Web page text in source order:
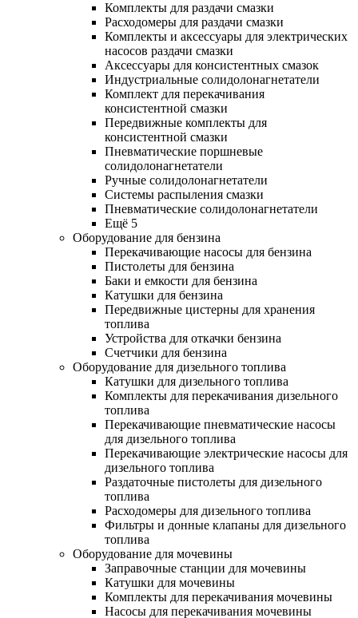
Комплекты для раздачи смазки
Расходомеры для раздачи смазки
Комплекты и аксессуары для электрических
насосов раздачи смазки
Аксессуары для консистентных смазок
Индустриальные солидолонагнетатели
Комплект для перекачивания
консистентной смазки
Передвижные комплекты для
консистентной смазки
Пневматические поршневые
солидолонагнетатели
Ручные солидолонагнетатели
Системы распыления смазки
Пневматические солидолонагнетатели
Ещё 5
Оборудование для бензина
Перекачивающие насосы для бензина
Пистолеты для бензина
Баки и емкости для бензина
Катушки для бензина
Передвижные цистерны для хранения
топлива
Устройства для откачки бензина
Счетчики для бензина
Оборудование для дизельного топлива
Катушки для дизельного топлива
Комплекты для перекачивания дизельного
топлива
Перекачивающие пневматические насосы
для дизельного топлива
Перекачивающие электрические насосы для
дизельного топлива
Раздаточные пистолеты для дизельного
топлива
Расходомеры для дизельного топлива
Фильтры и донные клапаны для дизельного
топлива
Оборудование для мочевины
Заправочные станции для мочевины
Катушки для мочевины
Комплекты для перекачивания мочевины
Насосы для перекачивания мочевины